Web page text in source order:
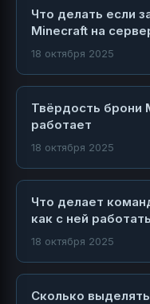
Что делать если
Minecraft на
18 октября 2025
Твёрдость брони
работает
18 октября 2025
Что делает
как с ней работать
18 октября 2025
Сколько